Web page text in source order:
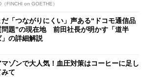
（FINCHI on GOETHE）
だ「つながりにくい」声ある“ドコモ通信品
問題”の現在地 前田社長が明かす「道半
」の詳細解説
マゾンで大人気！血圧対策はコーヒーに足し
みて